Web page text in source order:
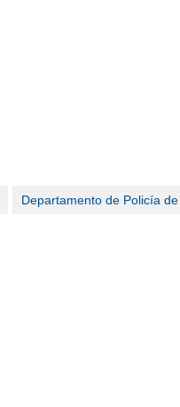
Departamento de Policía